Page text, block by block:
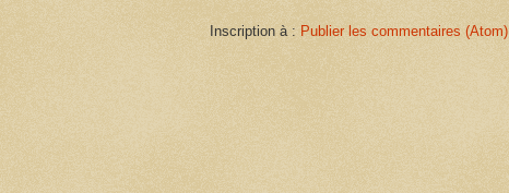
Inscription à : Publier les commentaires (Atom)